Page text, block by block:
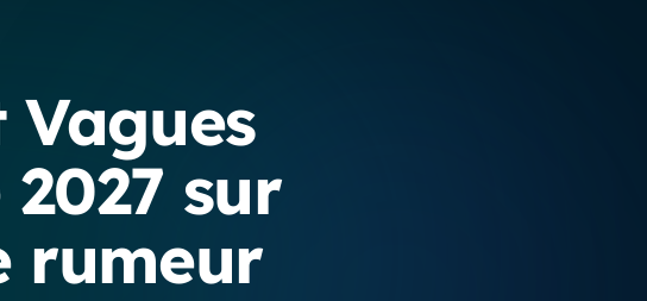
Vagues
sur
rumeur